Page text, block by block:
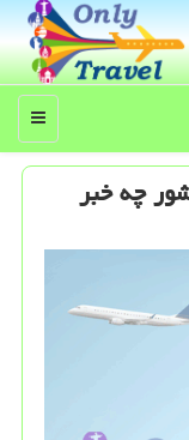
منو
چه خبر